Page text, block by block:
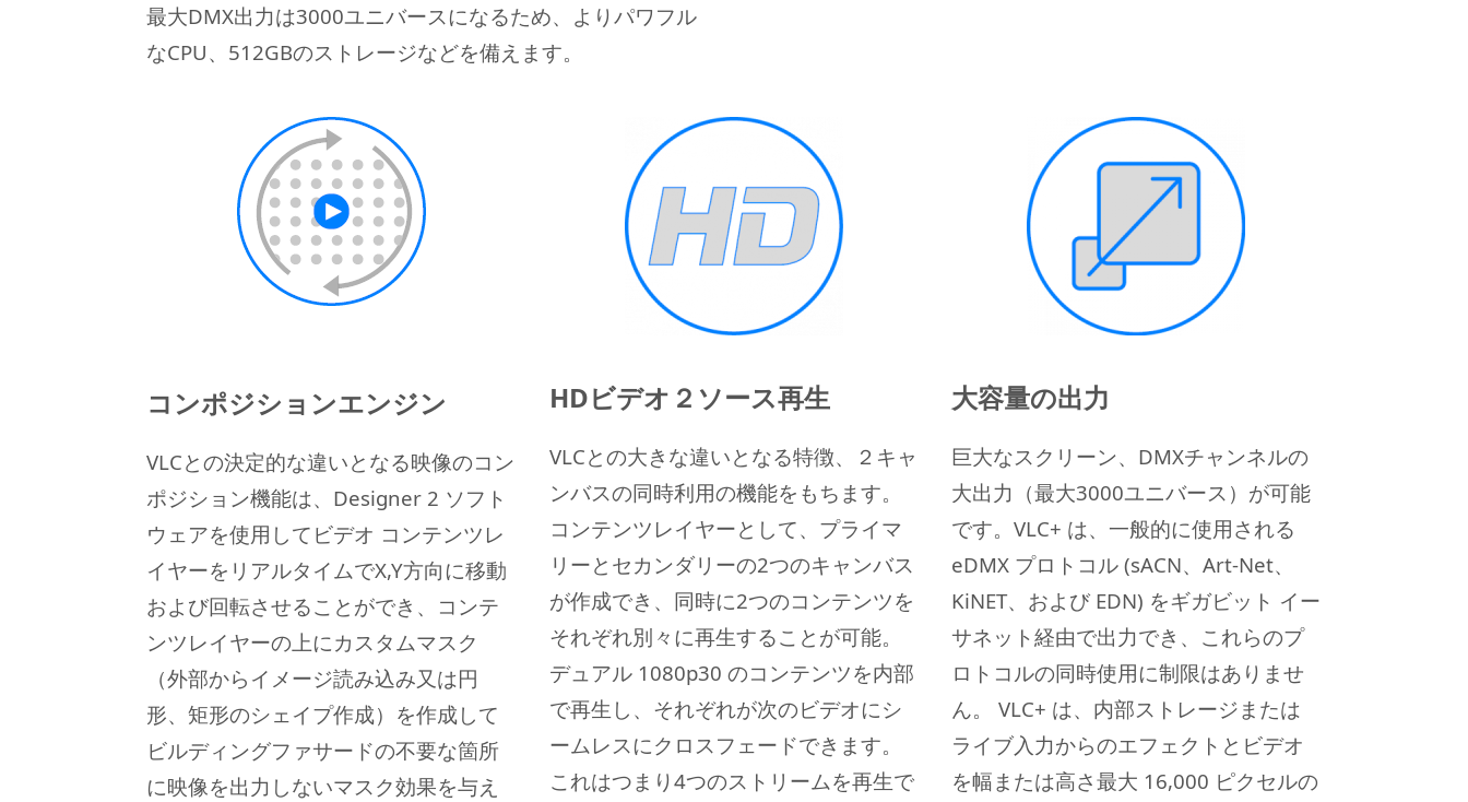
最大DMX出力は3000ユニバースになるため、よりパワフル
なCPU、512GBのストレージなどを備えます。
コンポジションエンジン
VLCとの決定的な違いとなる映像のコン
ポジション機能は、Designer 2 ソフト
ウェアを使用してビデオ コンテンツレ
イヤーをリアルタイムでX,Y方向に移動
および回転させることができ、コンテ
ンツレイヤーの上にカスタムマスク
（外部からイメージ読み込み又は円
形、矩形のシェイプ作成）を作成して
ビルディングファサードの不要な箇所
に映像を出力しないマスク効果を与え
HDビデオ２ソース再生
VLCとの大きな違いとなる特徴、２キャ
ンバスの同時利用の機能をもちます。
コンテンツレイヤーとして、プライマ
リーとセカンダリーの2つのキャンバス
が作成でき、同時に2つのコンテンツを
それぞれ別々に再生することが可能。
デュアル 1080p30 のコンテンツを内部
で再生し、それぞれが次のビデオにシ
ームレスにクロスフェードできます。
これはつまり4つのストリームを再生で
大容量の出力
巨大なスクリーン、DMXチャンネルの
大出力（最大3000ユニバース）が可能
です。VLC+ は、一般的に使用される
eDMX プロトコル (sACN、Art-Net、
KiNET、および EDN) をギガビット イー
サネット経由で出力でき、これらのプ
ロトコルの同時使用に制限はありませ
ん。
VLC+ は、内部ストレージまたは
ライブ入力からのエフェクトとビデオ
を幅または高さ最大 16,000 ピクセルの